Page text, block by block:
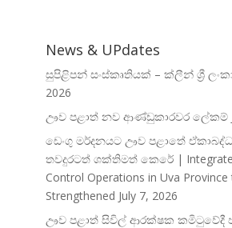
News & UPdates
සුපිළිපන් සංස්කෘතියක් – ක්ලීන් ශ්‍රී
2026
ඌව පළාත් නව ආණ්ඩුකාරවර ලේකම්
ඩෙංගු මර්දනයට ඌව පළාතේ
තවදුරටත් ශක්තිමත් කෙරේ |
Control Operations in Uva
Strengthened July 7, 2026
ඌව පළාත් සිවිල් ආරක්ෂක කමිටුවේදී